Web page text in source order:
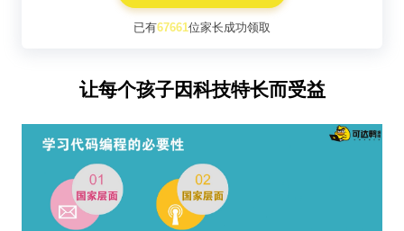
已有67661位家长成功领取
让每个孩子因科技特长而受益